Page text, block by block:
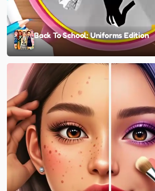
Back To School: Uniforms Edition